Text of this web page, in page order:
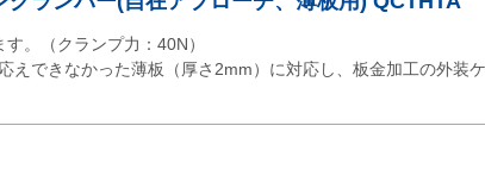
。（クランプ力：40N）
えできなかった薄板（厚さ2mm）に対応し、板金加工の外装